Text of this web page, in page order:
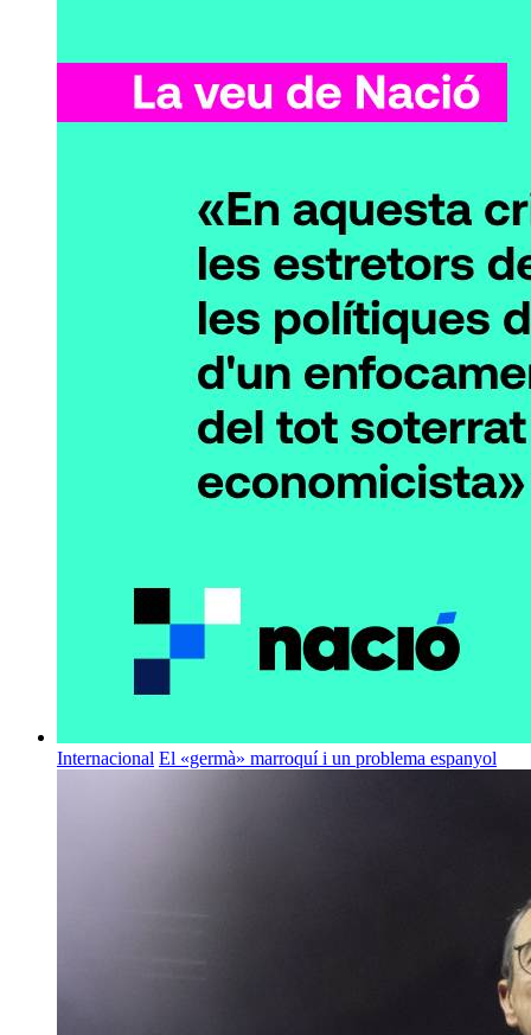
Internacional El «germà» marroquí i un problema espanyol